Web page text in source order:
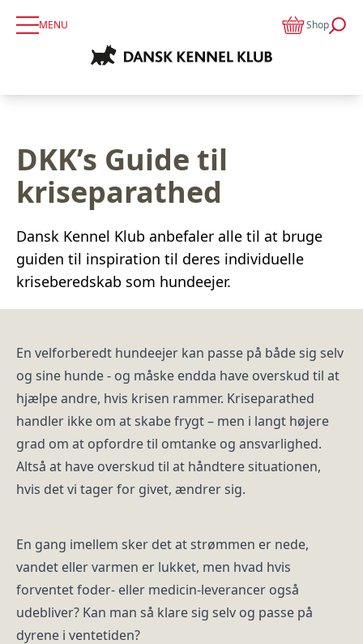
MENU Shop
DKK’s Guide til
kriseparathed
Dansk Kennel Klub anbefaler alle til at bruge
guiden til inspiration til deres individuelle
kriseberedskab som hundeejer.
En velforberedt hundeejer kan passe på både sig selv
og sine hunde - og måske endda have overskud til at
hjælpe andre, hvis krisen rammer. Kriseparathed
handler ikke om at skabe frygt – men i langt højere
grad om at opfordre til omtanke og ansvarlighed.
Altså at have overskud til at håndtere situationen,
hvis det vi tager for givet, ændrer sig.
En gang imellem sker det at strømmen er nede,
vandet eller varmen er lukket, men hvad hvis
forventet foder- eller medicin-leverancer også
udebliver? Kan man så klare sig selv og passe på
dyrene i ventetiden?